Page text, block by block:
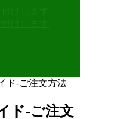
ド-ご注文方法
ド-ご注文